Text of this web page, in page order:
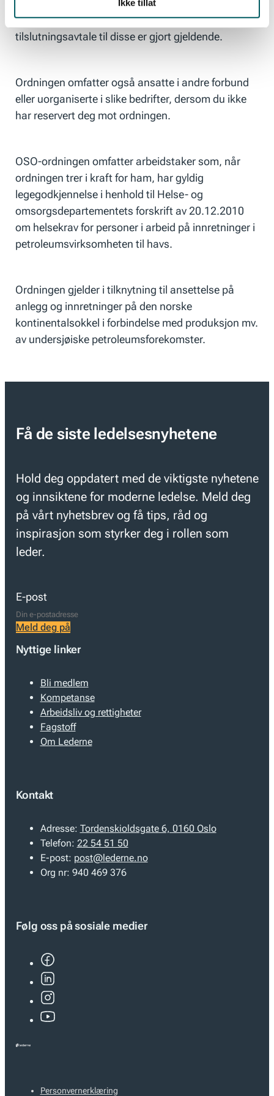
Ikke tillat
ordningen. Dette gjelder bedrifter hvor
sokkelavtalene med Offshore Norge eller
tilslutningsavtale til disse er gjort gjeldende.
Ordningen omfatter også ansatte i andre forbund
eller uorganiserte i slike bedrifter, dersom du ikke
har reservert deg mot ordningen.
OSO-ordningen omfatter arbeidstaker som, når
ordningen trer i kraft for ham, har gyldig
legegodkjennelse i henhold til Helse- og
omsorgsdepartementets forskrift av 20.12.2010
om helsekrav for personer i arbeid på innretninger i
petroleumsvirksomheten til havs.
Ordningen gjelder i tilknytning til ansettelse på
anlegg og innretninger på den norske
kontinentalsokkel i forbindelse med produksjon mv.
av undersjøiske petroleumsforekomster.
Få de siste ledelsesnyhetene
Hold deg oppdatert med de viktigste nyhetene
og innsiktene for moderne ledelse. Meld deg
på vårt nyhetsbrev og få tips, råd og
inspirasjon som styrker deg i rollen som
leder.
E-post
Meld deg på
Nyttige linker
Bli medlem
Kompetanse
Arbeidsliv og rettigheter
Fagstoff
Om Lederne
Kontakt
Adresse: Tordenskioldsgate 6, 0160 Oslo
Telefon: 22 54 51 50
E-post: post@lederne.no
Org nr: 940 469 376
Følg oss på sosiale medier
Personvernerklæring